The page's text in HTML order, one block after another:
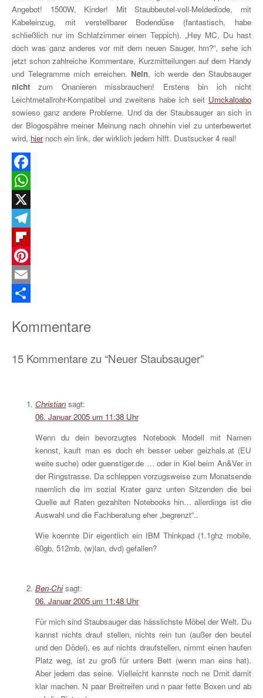
Angebot! 1500W, Kinder! Mit Staubbeutel-voll-Meldediode, mit
Kabeleinzug, mit verstellbarer Bodendüse (fantastisch, habe
schließlich nur im Schlafzimmer einen Teppich). „Hey MC, Du hast
doch was ganz anderes vor mit dem neuen Sauger, hm?“, sehe ich
jetzt schon zahlreiche Kommentare, Kurzmitteilungen auf dem Handy
und Telegramme mich erreichen. Nein, ich werde den Staubsauger
nicht zum Onanieren missbrauchen! Erstens bin ich nicht
Leichtmetallrohr-Kompatibel und zweitens habe ich seit Umckaloabo
sowieso ganz andere Probleme. Und da der Staubsauger an sich in
der Blogospähre meiner Meinung nach ohnehin viel zu unterbewertet
wird, hiernoch ein link, der wirklich jedem hilft. Dustsucker 4 real!
Facebook
WhatsApp
X
Telegram
Flipboard
Pinterest
Email
Kommentare
15 Kommentare zu “Neuer Staubsauger”
Christian sagt:
06. Januar 2005 um 11:38 Uhr
Wenn du dein bevorzugtes Notebook Modell mit Namen
kennst, kauft man es doch eh besser ueber geizhals.at (EU
weite suche) oder guenstiger.de … oder in Kiel beim An&Ver in
der Ringstrasse. Da schleppen vorzugsweise zum Monatsende
naemlich die im sozial Krater ganz unten Sitzenden die bei
Quelle auf Raten gezahlten Notebooks hin… allerdings ist die
Auswahl und die Fachberatung eher „begrenzt“..
Wie koennte Dir eigentlich ein IBM Thinkpad (1.1ghz mobile,
60gb, 512mb, (w)lan, dvd) gefallen?
Ben-Chi sagt:
06. Januar 2005 um 11:48 Uhr
Für mich sind Staubsauger das hässlichste Möbel der Welt. Du
kannst nichts drauf stellen, nichts rein tun (außer den beutel
und den Dödel), es auf nichts draufstellen, nimmt einen haufen
Platz weg, ist zu groß für unters Bett (wenn man eins hat).
Aber jedem das seine. Vielleicht kannste noch ne Dmit damit
klar machen. N paar Breitreifen und n paar fette Boxen und ab